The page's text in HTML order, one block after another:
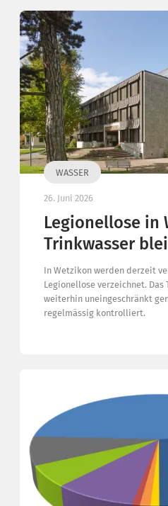
WASSER
26. Juni 2026
Legionellose in
Trinkwasser
In Wetzikon werden derzeit
Legionellose verzeichnet.
weiterhin uneingeschränkt
regelmässig kontrolliert.